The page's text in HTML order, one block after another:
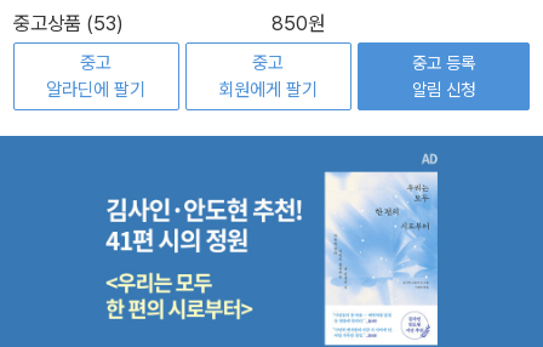
중고상품 (53) 850원
중고
알라딘에 팔기
중고
회원에게 팔기
중고 등록
알림 신청